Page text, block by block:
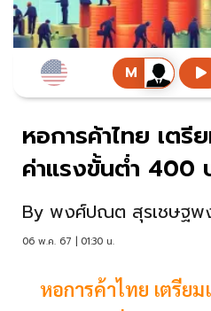
หอการค้าไทย เตรี
ค่าแรงขั้นต่ำ 400
By พงศ์ปณต สุรเชษฐพ
06 พ.ค. 67 | 01:30 น.
หอการค้าไทย เตรีย